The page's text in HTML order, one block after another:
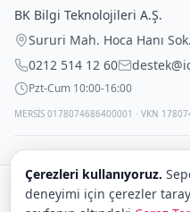
Fantazi İç Giyim
Çocuk İç Giyim
Outlet Fırsatları
İade Politikası
Gizli Paketleme
BK Bilgi Teknolojileri A.Ş.
Sururi Mah. Hoca Hanı
0212 514 12 60
Pzt-Cum 10:00-16:00
MERSİS 0178074686400001 · VKN
Güvenli alışveriş:
Çerezleri kullanıyoruz.
deneyimi için çerezler